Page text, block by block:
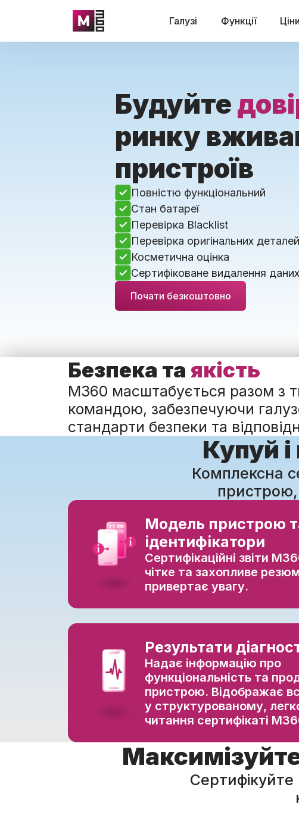
Галузі Функції Ціни
Будуйте
ринку
пристроїв
Повністю функціональний
Стан батареї
Перевірка Blacklist
Перевірка оригінальних
Косметична оцінка
Сертифіковане видалення даних
Почати безкоштовно
Безпека та якість
M360 масштабується разом з
командою, забезпечуючи
стандарти безпеки та
Купуй
Комплексна
Модель пристрою
ідентифікатори
Сертифікаційні звіти
чітке та захопливе
привертає увагу.
Результати
Надає інформацію про
функціональність та
пристрою. Відображає
у структурованому,
читання сертифікаті
Сертифікуйте